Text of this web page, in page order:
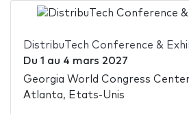
DistribuTech Conference &
Du 1 au 4 mars 2027
Georgia World Congress
Atlanta, Etats-Unis